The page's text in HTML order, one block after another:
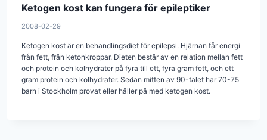
Ketogen kost kan fungera för epileptiker
2008-02-29
Ketogen kost är en behandlingsdiet för epilepsi. Hjärnan får energi
från fett, från ketonkroppar. Dieten består av en relation mellan fett
och protein och kolhydrater på fyra till ett, fyra gram fett, och ett
gram protein och kolhydrater. Sedan mitten av 90-talet har 70-75
barn i Stockholm provat eller håller på med ketogen kost.